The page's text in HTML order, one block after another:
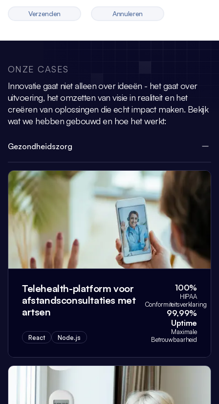
Verzenden Annuleren
ONZE CASES
Innovatie gaat niet alleen over ideeën - het gaat over
uitvoering, het omzetten van visiein realiteit en het
creëren van oplossingen die echt impact maken. Bekijk
wat we hebben gebouwd en hoe het werkt:
Gezondheidszorg
Telehealth-platform voor
afstandsconsultaties met
artsen
React Node.js
100%
HIPAA
Conformiteitsverklaring
99,99%
Uptime
Maximale
Betrouwbaarheid